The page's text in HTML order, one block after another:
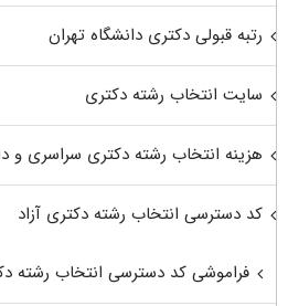
رتبه قبولی دکتری دانشگاه تهران
سایت انتخاب رشته دکتری
هزینه انتخاب رشته دکتری سراسری و
کد دسترسی انتخاب رشته دکتری آزاد
فراموشی کد دسترسی انتخاب رشته